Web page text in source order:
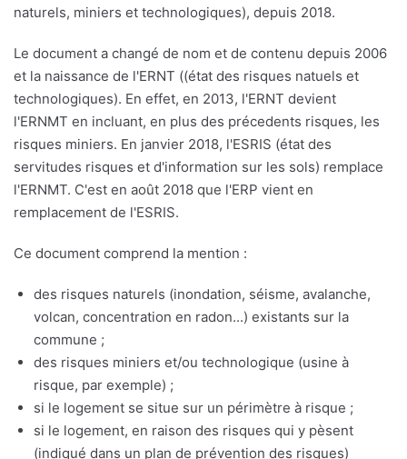
naturels, miniers et technologiques), depuis 2018.
Le document a changé de nom et de contenu depuis 2006
et la naissance de l'ERNT ((état des risques natuels et
technologiques). En effet, en 2013, l'ERNT devient
l'ERNMT en incluant, en plus des précedents risques, les
risques miniers. En janvier 2018, l'ESRIS (état des
servitudes risques et d'information sur les sols) remplace
l'ERNMT. C'est en août 2018 que l'ERP vient en
remplacement de l'ESRIS.
Ce document comprend la mention :
des risques naturels (inondation, séisme, avalanche,
volcan, concentration en radon...) existants sur la
commune ;
des risques miniers et/ou technologique (usine à
risque, par exemple) ;
si le logement se situe sur un périmètre à risque ;
si le logement, en raison des risques qui y pèsent
(indiqué dans un plan de prévention des risques)